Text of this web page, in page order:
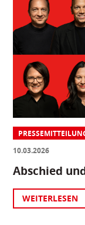
10.03.2026
Abschied
WEITERLESEN